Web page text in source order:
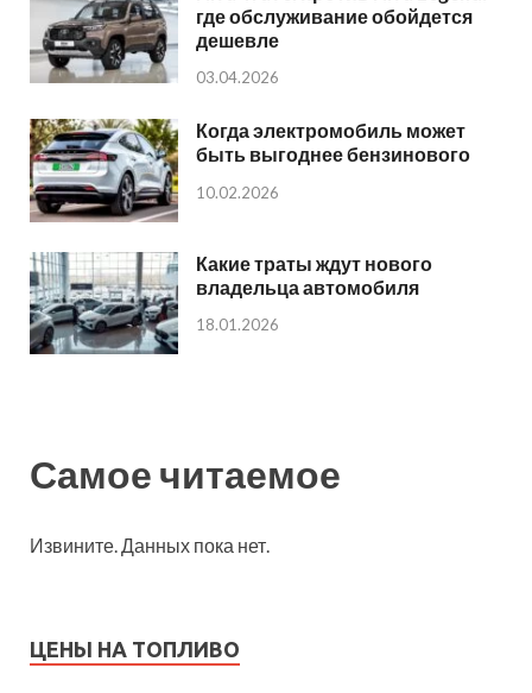
где обслуживание обойдется
дешевле
03.04.2026
Когда электромобиль может
быть выгоднее бензинового
10.02.2026
Какие траты ждут нового
владельца автомобиля
18.01.2026
Самое читаемое
Извините. Данных пока нет.
ЦЕНЫ НА ТОПЛИВО